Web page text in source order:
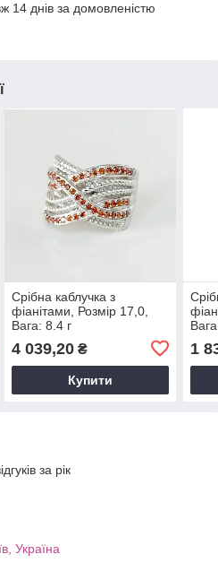
14 днів за домовленістю
Срібна каблучка з
фіанітами, Розмір 17,0,
Вага: 8.4 г
4 039,20₴
Купити
1
за рік
Україна